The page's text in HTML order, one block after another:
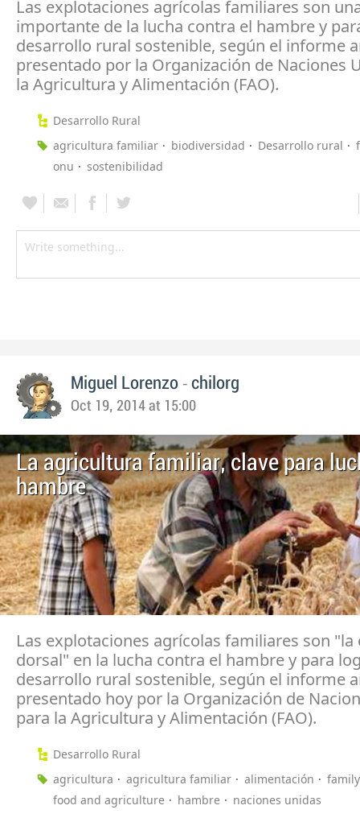
Las explotaciones agrícolas familiares son
importante de la lucha contra el hambre y
desarrollo rural sostenible, según el informe
presentado por la Organización de Naciones
la Agricultura y Alimentación (FAO).
Desarrollo Rural
agricultura familiar
biodiversidad Desarrollo rural
onu
sostenibilidad
Miguel Lorenzo - chilorg
Oct 19, 2014 at 15:00
La agricultura familiar, clave para
hambre
Las explotaciones agrícolas familiares son "la
dorsal" en la lucha contra el hambre y para
desarrollo rural sostenible, según el informe
presentado hoy por la Organización de
para la Agricultura y Alimentación (FAO).
Desarrollo Rural
agricultura
agricultura familiar alimentación
food and agriculture
hambre naciones unidas